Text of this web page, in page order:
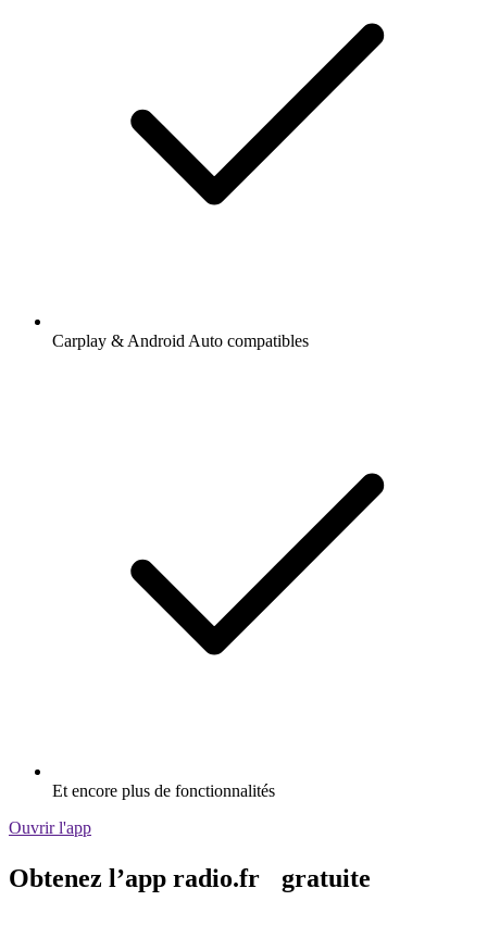
Carplay & Android Auto compatibles
Et encore plus de fonctionnalités
Ouvrir l'app
Obtenez l’app radio.fr gratuite